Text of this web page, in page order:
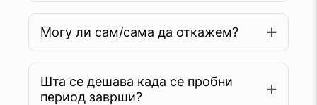
Могу ли сам/сама да откажем?
Шта се дешава када се пробни
период заврши?